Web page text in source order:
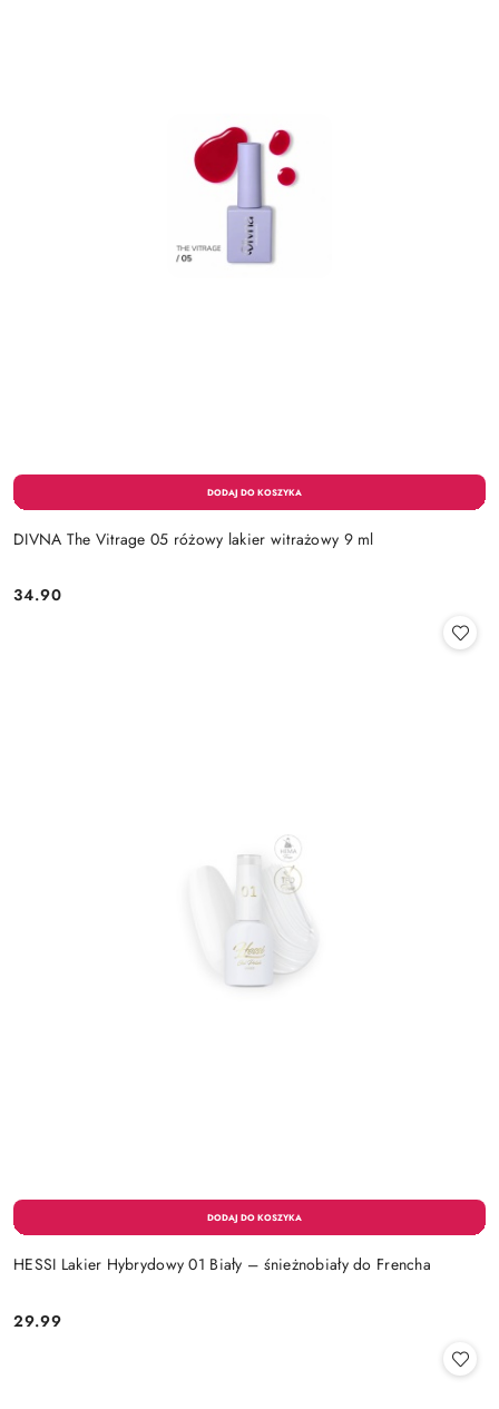
DIVNA The Vitrage 05 różowy lakier witrażowy 9 ml
Cena:
34.90
HESSI Lakier Hybrydowy 01 Biały – śnieżnobiały do Frencha
Cena:
29.99